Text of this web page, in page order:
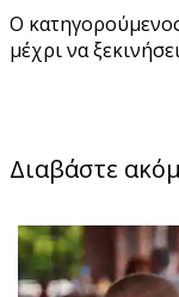
Ο
μέχρι να
Διαβάστε